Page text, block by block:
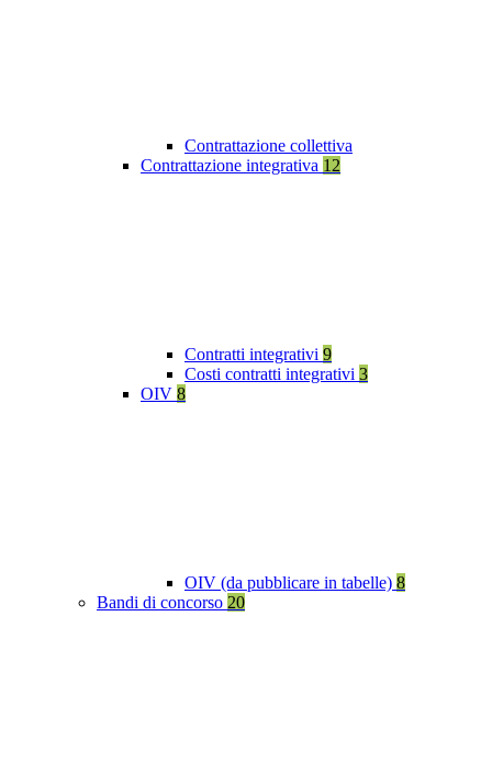
Contrattazione collettiva
Contrattazione integrativa 12
Contratti integrativi 9
Costi contratti integrativi 3
OIV 8
OIV (da pubblicare in tabelle) 8
Bandi di concorso 20